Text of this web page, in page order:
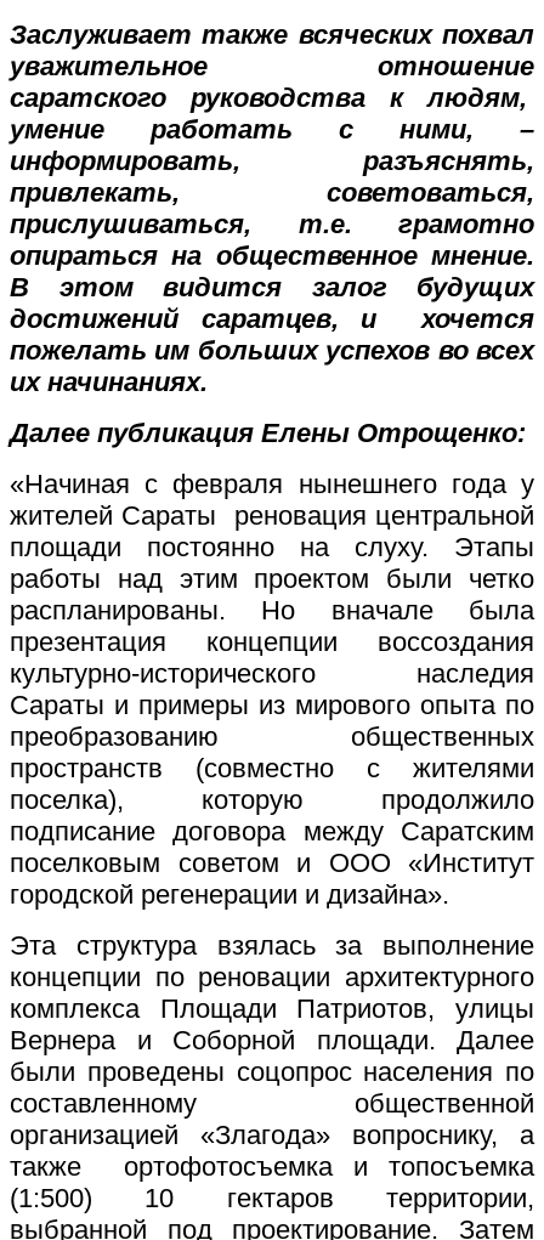
Заслуживает также всяческих похвал
уважительное отношение
саратского руководства к людям,
умение работать с ними, –
информировать, разъяснять,
привлекать, советоваться,
прислушиваться, т.е. грамотно
опираться на общественное мнение.
В этом видится залог будущих
достижений саратцев, и хочется
пожелать им больших успехов во всех
их начинаниях.
Далее публикация Елены Отрощенко:
«Начиная с февраля нынешнего года у
жителей Сараты реновация центральной
площади постоянно на слуху. Этапы
работы над этим проектом были четко
распланированы. Но вначале была
презентация концепции воссоздания
культурно-исторического наследия
Сараты и примеры из мирового опыта по
преобразованию общественных
пространств (совместно с жителями
поселка), которую продолжило
подписание договора между Саратским
поселковым советом и ООО «Институт
городской регенерации и дизайна».
Эта структура взялась за выполнение
концепции по реновации архитектурного
комплекса Площади Патриотов, улицы
Вернера и Соборной площади. Далее
были проведены соцопрос населения по
составленному общественной
организацией «Злагода» вопроснику, а
также ортофотосъемка и топосъемка
(1:500) 10 гектаров территории,
выбранной под проектирование. Затем